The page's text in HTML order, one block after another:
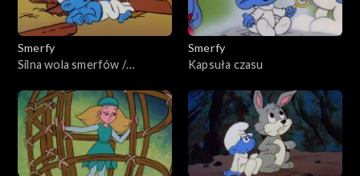
Smerfy
Silna wola smerfów /
Smerfy
Kapsuła czasu